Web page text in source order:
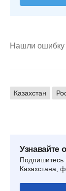
Нашли ошибку
Казахстан
Узнавайте
Подпишитесь
Казахстана,